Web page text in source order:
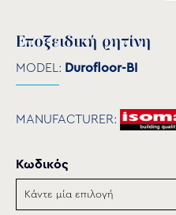
Εποξειδική ρητίνη
MODEL: Durofloor-BI
MANUFACTURER:
Κωδικός